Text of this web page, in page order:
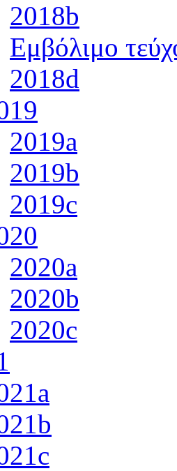
2018b
Εμβόλιμο
2018d
2019a
2019b
2019c
2020a
2020b
2020c